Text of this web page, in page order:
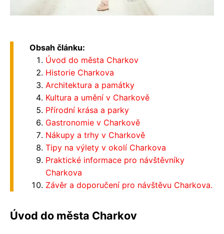
Obsah článku:
Úvod do města Charkov
Historie Charkova
Architektura a památky
Kultura a umění v Charkově
Přírodní krása a parky
Gastronomie v Charkově
Nákupy a trhy v Charkově
Tipy na výlety v okolí Charkova
Praktické informace pro návštěvníky
Charkova
Závěr a doporučení pro návštěvu Charkova.
Úvod do města Charkov